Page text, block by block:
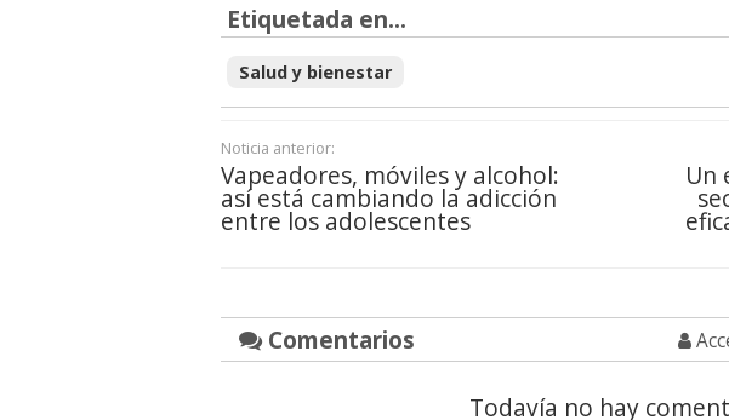
Etiquetada en...
Salud y bienestar
Noticia anterior:
Vapeadores, móviles y alcohol:
así está cambiando la adicción
entre los adolescentes
Un
Comentarios
Todavía no hay